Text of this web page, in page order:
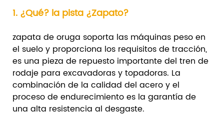
1. ¿Qué? la pista ¿Zapato?
zapata de oruga soporta las máquinas peso en
el suelo y proporciona los requisitos de tracción,
es una pieza de repuesto importante del tren de
rodaje para excavadoras y topadoras. La
combinación de la calidad del acero y el
proceso de endurecimiento es la garantía de
una alta resistencia al desgaste.